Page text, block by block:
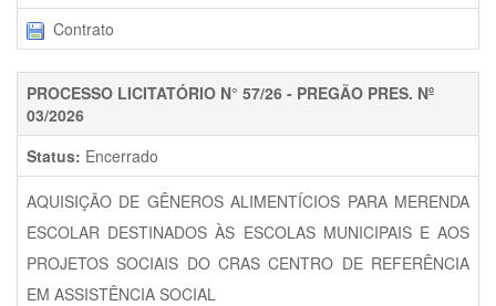
Contrato
PROCESSO LICITATÓRIO N° 57/26 - PREGÃO PRES. Nº
03/2026
Status: Encerrado
AQUISIÇÃO DE GÊNEROS ALIMENTÍCIOS PARA MERENDA
ESCOLAR DESTINADOS ÀS ESCOLAS MUNICIPAIS E AOS
PROJETOS SOCIAIS DO CRAS CENTRO DE REFERÊNCIA
EM ASSISTÊNCIA SOCIAL